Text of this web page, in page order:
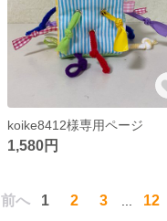
koike8412様専用ページ
1,580円
前へ 1 2 3 12